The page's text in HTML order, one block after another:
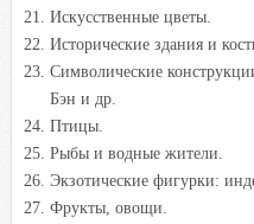
Искусственные цветы.
Исторические здания и
Символические
Бэн и др.
Птицы.
Рыбы и водные жители.
Экзотические фигурки:
Фрукты, овощи.